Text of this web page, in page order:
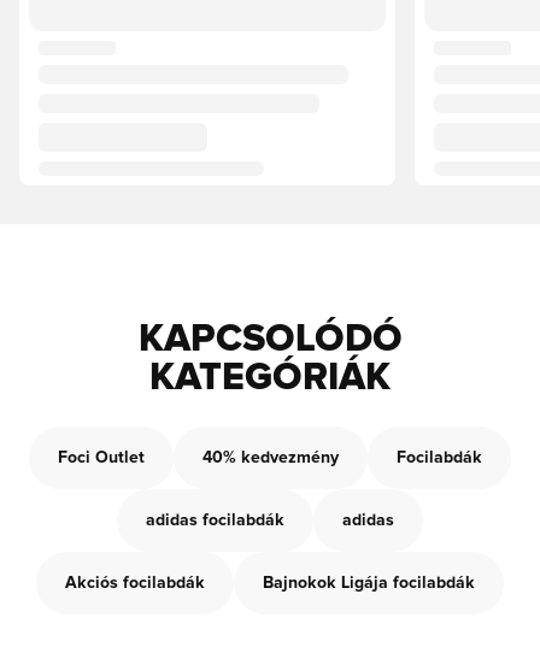
KAPCSOLÓDÓ
KATEGÓRIÁK
Foci Outlet 40% kedvezmény Focilabdák
adidas focilabdák adidas
Akciós focilabdák Bajnokok Ligája focilabdák